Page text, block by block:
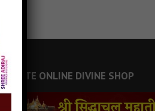
JAINSITE ONLINE DIVINE SHOP